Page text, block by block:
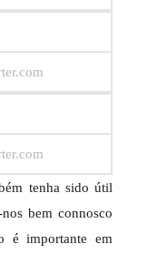
tenha sido útil
bem connosco
é importante em